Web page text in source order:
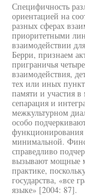
Специфичность
ориентацией на
разных сферах
приоритетными
взаимодействии
Берри, признаем
приграничья
взаимодействия,
тех или иных
памяти и участия в
сепарация и
межкультурном
особо
функционирования
минимальной.
справедливо
вызывают мощные
практике,
государства, «все
языке» [2004: 87].